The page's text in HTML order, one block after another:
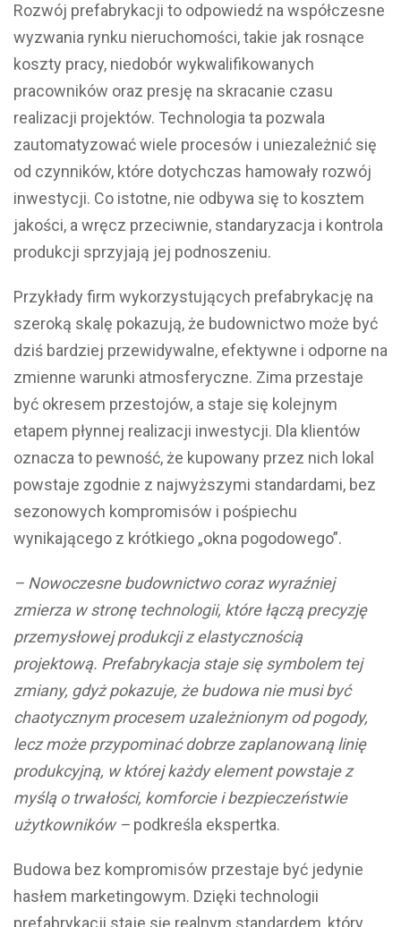
Rozwój prefabrykacji to odpowiedź na współczesne
wyzwania rynku nieruchomości, takie jak rosnące
koszty pracy, niedobór wykwalifikowanych
pracowników oraz presję na skracanie czasu
realizacji projektów. Technologia ta pozwala
zautomatyzować wiele procesów i uniezależnić się
od czynników, które dotychczas hamowały rozwój
inwestycji. Co istotne, nie odbywa się to kosztem
jakości, a wręcz przeciwnie, standaryzacja i kontrola
produkcji sprzyjają jej podnoszeniu.
Przykłady firm wykorzystujących prefabrykację na
szeroką skalę pokazują, że budownictwo może być
dziś bardziej przewidywalne, efektywne i odporne na
zmienne warunki atmosferyczne. Zima przestaje
być okresem przestojów, a staje się kolejnym
etapem płynnej realizacji inwestycji. Dla klientów
oznacza to pewność, że kupowany przez nich lokal
powstaje zgodnie z najwyższymi standardami, bez
sezonowych kompromisów i pośpiechu
wynikającego z krótkiego „okna pogodowego”.
– Nowoczesne budownictwo coraz wyraźniej
zmierza w stronę technologii, które łączą precyzję
przemysłowej produkcji z elastycznością
projektową. Prefabrykacja staje się symbolem tej
zmiany, gdyż pokazuje, że budowa nie musi być
chaotycznym procesem uzależnionym od pogody,
lecz może przypominać dobrze zaplanowaną linię
produkcyjną, w której każdy element powstaje z
myślą o trwałości, komforcie i bezpieczeństwie
użytkowników – podkreśla ekspertka.
Budowa bez kompromisów przestaje być jedynie
hasłem marketingowym. Dzięki technologii
prefabrykacji staje się realnym standardem, który